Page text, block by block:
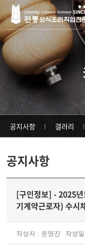
주메뉴 바로가기
컨텐츠 바로가기
공지사항 갤러리
공지사항
[구인정보] - 2025
기계약근로자) 수시
작성자 : 운영진 작성